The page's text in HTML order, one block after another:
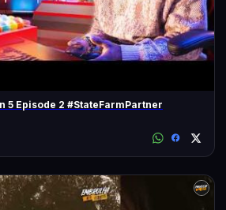
5 Episode 2 #StateFarmPartner